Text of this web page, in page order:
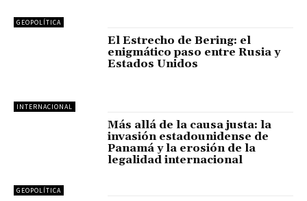
GEOPOLÍTICA
INTERNACIONAL
El Estrecho de Bering: el
enigmático paso entre Rusia y
Estados Unidos
GEOPOLÍTICA
Más allá de la causa justa: la
invasión estadounidense de
Panamá y la erosión de la
legalidad internacional